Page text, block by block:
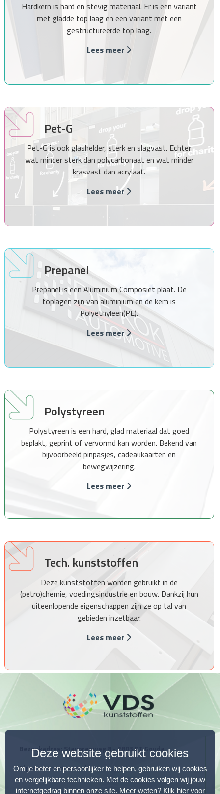
Hardkern is hard en stevig materiaal. Er is een variant
met gladde top laag en een variant met een
gestructureerde top laag.
Lees meer
Pet-G
Pet-G is ook glashelder, sterk en slagvast. Echter
wat minder sterk dan polycarbonaat en wat minder
krasvast dan acrylaat.
Lees meer
Prepanel
Prepanel is een Aluminium Composiet plaat. De
toplagen zijn van aluminium en de kern is
Polyethyleen(PE).
Lees meer
Polystyreen
Polystyreen is een hard, glad materiaal dat goed
beplakt, geprint of vervormd kan worden. Bekend van
bijvoorbeeld pinpasjes, cadeaukaarten en
bewegwijzering.
Lees meer
Tech. kunststoffen
Deze kunststoffen worden gebruikt in de
(petro)chemie, voedingsindustrie en bouw. Dankzij hun
uiteenlopende eigenschappen zijn ze op tal van
gebieden inzetbaar.
Lees meer
Bezoekadres: Stavorenweg 8 - 2803 PT Gouda
Algemene voorwaarden
Deze website gebruikt cookies
Om je beter en persoonlijker te helpen, gebruiken wij cookies
en vergelijkbare technieken. Met de cookies volgen wij jouw
internetgedrag binnen onze site. Meer weten? Klik hier voor